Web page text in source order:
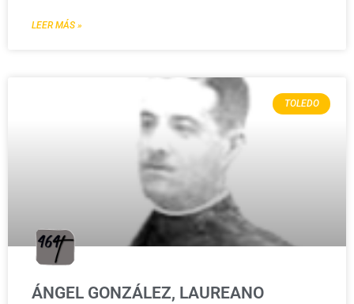
LEER MÁS »
TOLEDO
ÁNGEL GONZÁLEZ, LAUREANO